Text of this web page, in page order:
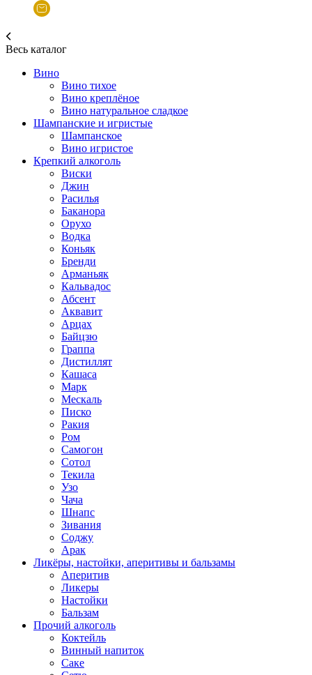
Весь каталог
Вино
Вино тихое
Вино креплёное
Вино натуральное сладкое
Шампанские и игристые
Шампанское
Вино игристое
Крепкий алкоголь
Виски
Джин
Расилья
Баканора
Орухо
Водка
Коньяк
Бренди
Арманьяк
Кальвадос
Абсент
Аквавит
Арцах
Байцзю
Граппа
Дистиллят
Кашаса
Марк
Мескаль
Писко
Ракия
Ром
Самогон
Сотол
Текила
Узо
Чача
Шнапс
Зивания
Соджу
Арак
Ликёры, настойки, аперитивы и бальзамы
Аперитив
Ликеры
Настойки
Бальзам
Прочий алкоголь
Коктейль
Винный напиток
Саке